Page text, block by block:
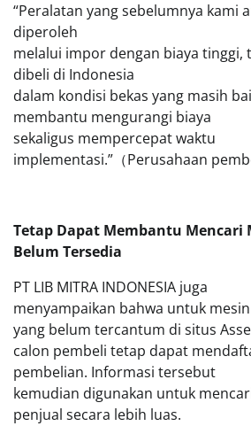
“Peralatan yang sebelumnya kami
diperoleh
melalui impor dengan biaya tinggi,
dibeli di Indonesia
dalam kondisi bekas yang masih
membantu mengurangi biaya
sekaligus mempercepat waktu
implementasi.”（Perusahaan
Tetap Dapat Membantu Mencari
Belum Tersedia
PT LIB MITRA INDONESIA juga
menyampaikan bahwa untuk
yang belum tercantum di situs
calon pembeli tetap dapat
pembelian. Informasi tersebut
kemudian digunakan untuk
penjual secara lebih luas.